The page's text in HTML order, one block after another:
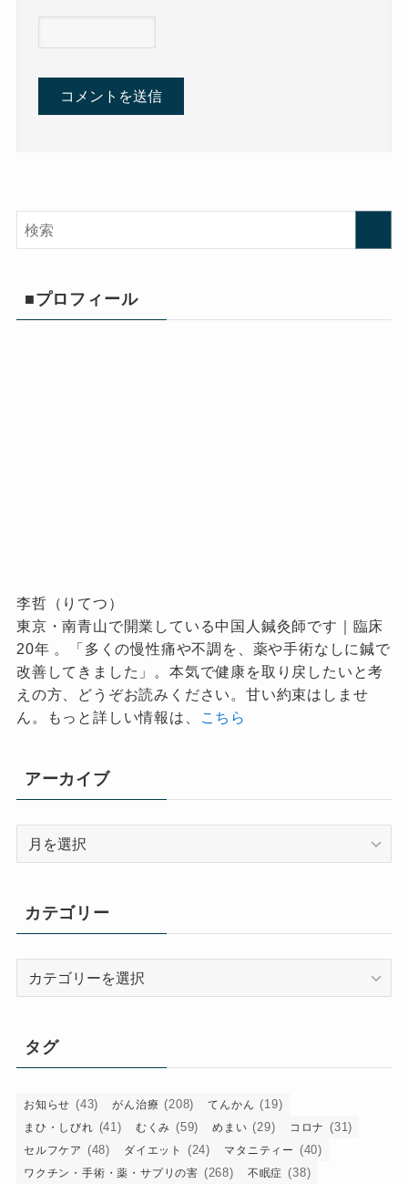
■プロフィール
李哲（りてつ）
東京・南青山で開業している中国人鍼灸師です｜臨床
20年 。「多くの慢性痛や不調を、薬や手術なしに鍼で
改善してきました」。本気で健康を取り戻したいと考
えの方、どうぞお読みください。甘い約束はしませ
ん。もっと詳しい情報は、
こちら
アーカイブ
ブ
カテゴリー
ー
タグ
お知らせ (43) がん治療 (208) てんかん (19)
まひ・しびれ (41) むくみ (59) めまい (29) コロナ (31)
セルフケア (48) ダイエット (24) マタニティー (40)
ワクチン・手術・薬・サプリの害 (268) 不眠症 (38)